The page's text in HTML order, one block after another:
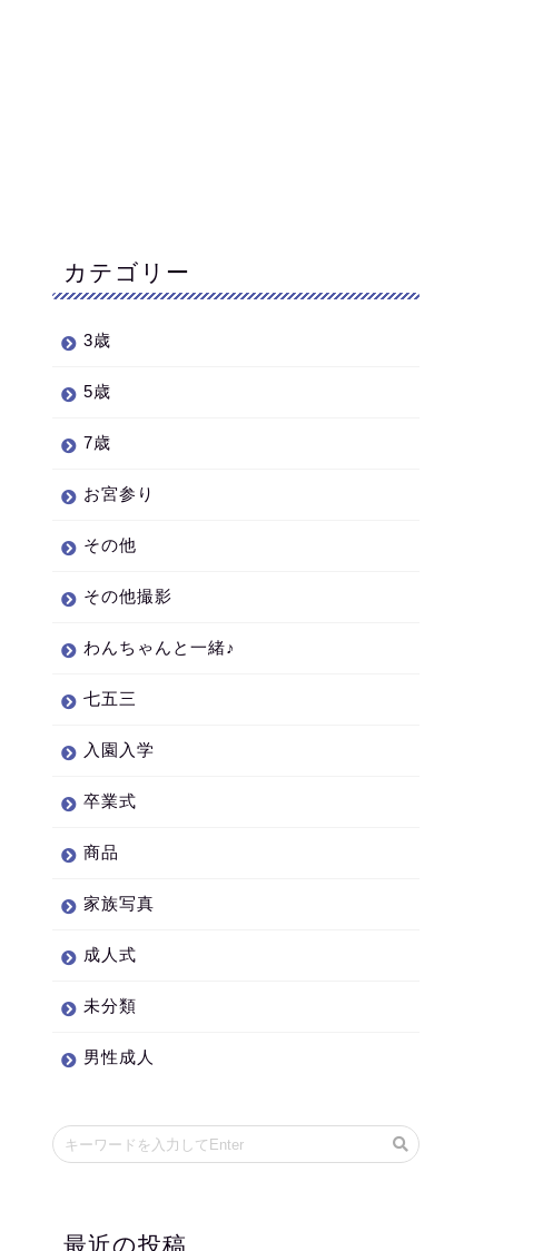
カテゴリー
3歳
5歳
7歳
お宮参り
その他
その他撮影
わんちゃんと一緒♪
七五三
入園入学
卒業式
商品
家族写真
成人式
未分類
男性成人
最近の投稿